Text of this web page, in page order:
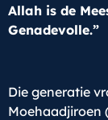
Allah is de
Genadevolle.”
Die generatie
Moehaadjiroen